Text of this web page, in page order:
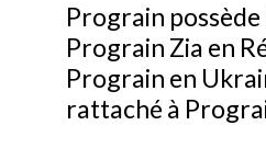
Prograin
Prograin Zia en
Prograin en
rattaché à